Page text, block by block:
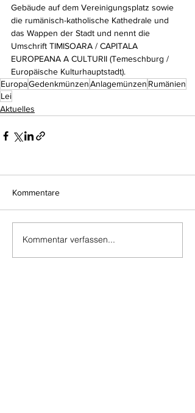
Gebäude auf dem Vereinigungsplatz sowie
die rumänisch-katholische Kathedrale und
das Wappen der Stadt und nennt die
Umschrift TIMISOARA / CAPITALA
EUROPEANA A CULTURII (Temeschburg /
Europäische Kulturhauptstadt).
EuropaGedenkmünzenAnlagemünzen Rumänien
Lei
Aktuelles
Kommentare
Kommentar verfassen...